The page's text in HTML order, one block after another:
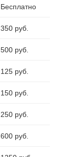
Бесплатно
350 руб.
500 руб.
125 руб.
150 руб.
250 руб.
600 руб.